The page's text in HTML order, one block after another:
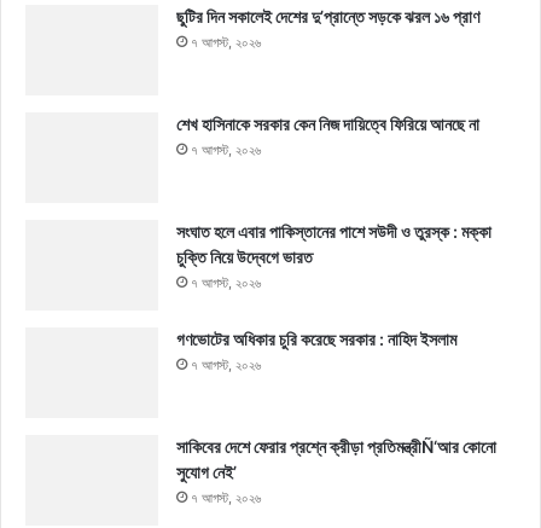
ছুটির দিন সকালেই দেশের দু’প্রান্তে সড়কে ঝরল ১৬ প্রাণ
৭ আগস্ট, ২০২৬
শেখ হাসিনাকে সরকার কেন নিজ দায়িত্বে ফিরিয়ে আনছে না
৭ আগস্ট, ২০২৬
সংঘাত হলে এবার পাকিস্তানের পাশে সউদী ও তুরস্ক : মক্কা
চুক্তি নিয়ে উদ্বেগে ভারত
৭ আগস্ট, ২০২৬
গণভোটের অধিকার চুরি করেছে সরকার : নাহিদ ইসলাম
৭ আগস্ট, ২০২৬
সাকিবের দেশে ফেরার প্রশ্নে ক্রীড়া প্রতিমন্ত্রীÑ‘আর কোনো
সুযোগ নেই’
৭ আগস্ট, ২০২৬